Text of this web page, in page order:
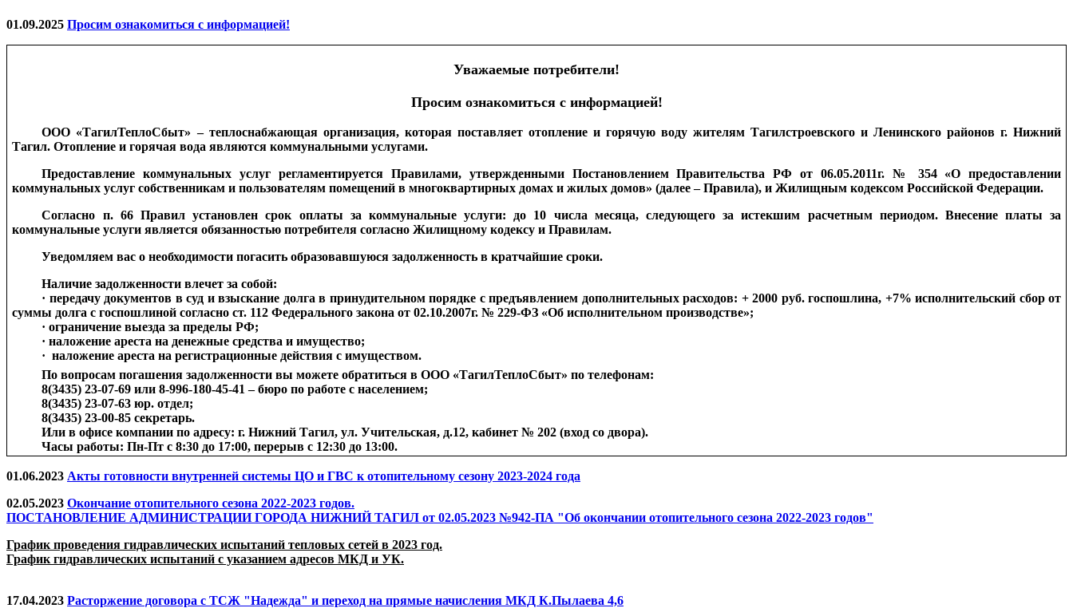
01.09.2025 Просим ознакомиться с информацией!
Уважаемые потребители!
Просим ознакомиться с информацией!
ООО «ТагилТеплоСбыт» – теплоснабжающая организация, которая поставляет отопление и горячую воду жителям Тагилстроевского и Ленинского районов г. Нижний
Тагил. Отопление и горячая вода являются коммунальными услугами.
Предоставление коммунальных услуг регламентируется Правилами, утвержденными Постановлением Правительства РФ от 06.05.2011г. № 354 «О предоставлении
коммунальных услуг собственникам и пользователям помещений в многоквартирных домах и жилых домов» (далее – Правила), и Жилищным кодексом Российской Федерации.
Согласно п. 66 Правил установлен срок оплаты за коммунальные услуги: до 10 числа месяца, следующего за истекшим расчетным периодом. Внесение платы за
коммунальные услуги является обязанностью потребителя согласно Жилищному кодексу и Правилам.
Уведомляем вас о необходимости погасить образовавшуюся задолженность в кратчайшие сроки.
Наличие задолженности влечет за собой:
· передачу документов в суд и взыскание долга в принудительном порядке с предъявлением дополнительных расходов: + 2000 руб. госпошлина, +7% исполнительский сбор от
суммы долга с госпошлиной согласно ст. 112 Федерального закона от 02.10.2007г. № 229-ФЗ «Об исполнительном производстве»;
· ограничение выезда за пределы РФ;
· наложение ареста на денежные средства и имущество;
· наложение ареста на регистрационные действия с имуществом.
По вопросам погашения задолженности вы можете обратиться в ООО «ТагилТеплоСбыт» по телефонам:
8(3435) 23-07-69 или 8-996-180-45-41 – бюро по работе с населением;
8(3435) 23-07-63 юр. отдел;
8(3435) 23-00-85 секретарь.
Или в офисе компании по адресу: г. Нижний Тагил, ул. Учительская, д.12, кабинет № 202 (вход со двора).
Часы работы: Пн-Пт с 8:30 до 17:00, перерыв с 12:30 до 13:00.
01.06.2023 Акты готовности внутренней системы ЦО и ГВС к отопительному сезону 2023-2024 года
02.05.2023 Окончание отопительного сезона 2022-2023 годов.
ПОСТАНОВЛЕНИЕ АДМИНИСТРАЦИИ ГОРОДА НИЖНИЙ ТАГИЛ от 02.05.2023 №942-ПА "Об окончании отопительного сезона 2022-2023 годов"
График проведения гидравлических испытаний тепловых сетей в 2023 год.
График гидравлических испытаний с указанием адресов МКД и УК.
17.04.2023 Расторжение договора с ТСЖ "Надежда" и переход на прямые начисления МКД К.Пылаева 4,6